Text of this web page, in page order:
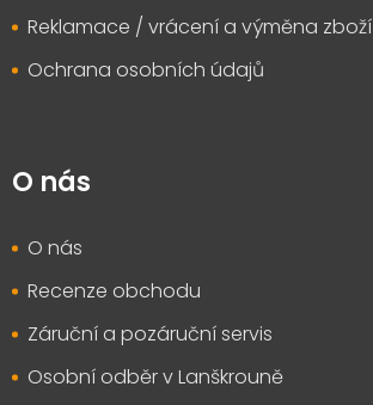
Reklamace / vrácení a výměna zboží
Ochrana osobních údajů
O nás
O nás
Recenze obchodu
Záruční a pozáruční servis
Osobní odběr v Lanškrouně